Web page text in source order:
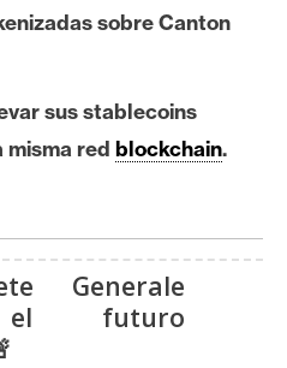
sobre Canton
sus stablecoins
misma red blockchain.
Generale
el futuro